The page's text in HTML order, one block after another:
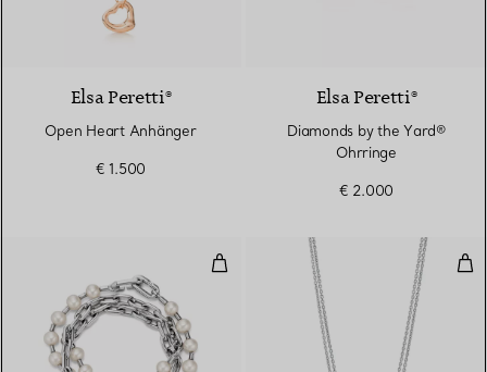
Elsa Peretti®
Open Heart Anhänger
€ 1.500
Elsa Peretti®
Diamonds by the Yard®
Ohrringe
€ 2.000
Perlenarmband mit Schloss in